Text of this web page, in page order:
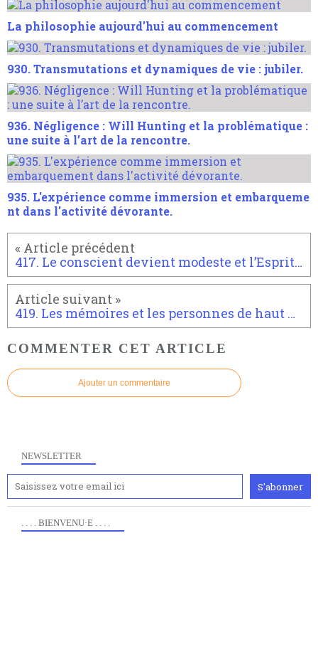
La philosophie aujourd'hui au commencement
930. Transmutations et dynamiques de vie : jubiler.
936. Négligence : Will Hunting et la problématique :
une suite à l’art de la rencontre.
935. L'expérience comme immersion et embarqueme
nt dans l'activité dévorante.
417. Le conscient devient modeste et l’Esprit à travers lui.
419. Les mémoires et les personnes de haut niveau.
COMMENTER CET ARTICLE
Ajouter un commentaire
NEWSLETTER
. . . . BIENVENU·E . . . .